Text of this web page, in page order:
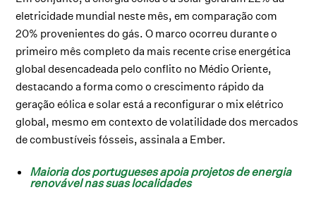
eletricidade mundial neste mês, em comparação com
20% provenientes do gás. O marco ocorreu durante o
primeiro mês completo da mais recente crise energética
global desencadeada pelo conflito no Médio Oriente,
destacando a forma como o crescimento rápido da
geração eólica e solar está a reconfigurar o mix elétrico
global, mesmo em contexto de volatilidade dos mercados
de combustíveis fósseis, assinala a Ember.
Maioria dos portugueses apoia projetos de energia
renovável nas suas localidades